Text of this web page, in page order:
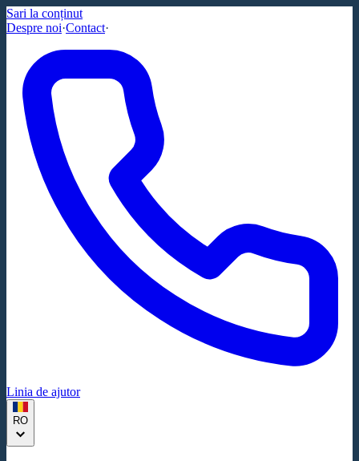
Sari la conținut
Despre noi·Contact·
Linia de ajutor
RO